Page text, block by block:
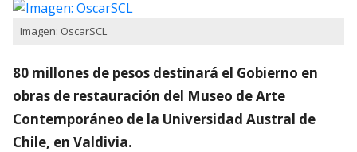
Imagen: OscarSCL
80 millones de pesos destinará el Gobierno en
obras de restauración del Museo de Arte
Contemporáneo de la Universidad Austral de
Chile, en Valdivia.